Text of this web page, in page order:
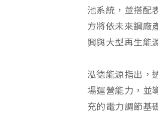
池系統，並搭配
方將依未來鋼廠
興與大型再生能
泓德能源指出，
場運營能力，並
充的電力調節基